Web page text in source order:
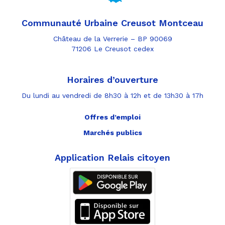
Communauté Urbaine Creusot Montceau
Château de la Verrerie – BP 90069
71206 Le Creusot cedex
Horaires d’ouverture
Du lundi au vendredi de 8h30 à 12h et de 13h30 à 17h
Offres d’emploi
Marchés publics
Application Relais citoyen